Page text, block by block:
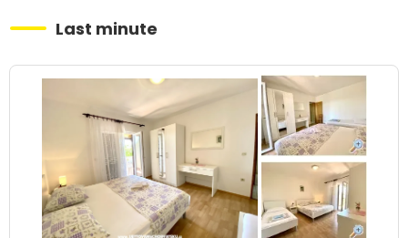
Last minute